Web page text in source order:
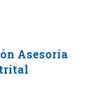
Asesoría